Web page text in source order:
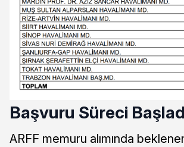
Başvuru Süreci
ARFF memuru alımında